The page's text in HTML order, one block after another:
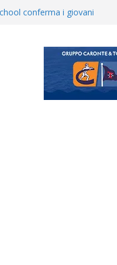
Coriano. Speranze al
conferma i giovani
annuncia il brasiliano Vinicius
il progetto Messina. “La